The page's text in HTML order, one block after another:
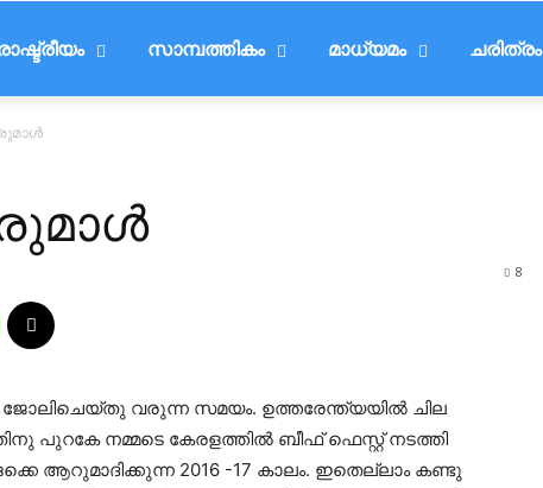
സാമ്പത്തികം മാധ്യമം ചരിത്രം
8
ജോലിചെയ്തു വരുന്ന സമയം. ഉത്തരേന്ത്യയിൽ ചില
പുറകേ നമ്മടെ കേരളത്തിൽ ബീഫ് ഫെസ്റ്റ് നടത്തി
ആറുമാദിക്കുന്ന 2016 -17 കാലം. ഇതെല്ലാം കണ്ടു